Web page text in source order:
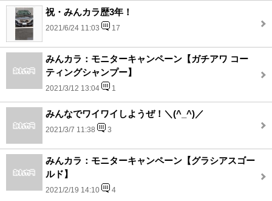
祝・みんカラ歴3年！
2021/6/24 11:03 17
みんカラ：モニターキャンペーン【ガチアワ コー
ティングシャンプー】
2021/3/12 13:04 1
みんなでワイワイしようぜ！＼(^_^)／
2021/3/7 11:38 3
みんカラ：モニターキャンペーン【グラシアスゴー
ルド】
2021/2/19 14:10 4